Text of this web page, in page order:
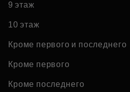
9 этаж
10 этаж
Кроме первого и последнего
Кроме первого
Кроме последнего